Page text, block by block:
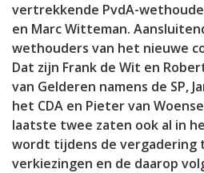
vertrekkende PvdA-
en Marc Witteman.
wethouders van het nieuwe
Dat zijn Frank de Wit en
van Gelderen namens de SP,
het CDA en Pieter van
laatste twee zaten ook al in
wordt tijdens de vergadering
verkiezingen en de daarop